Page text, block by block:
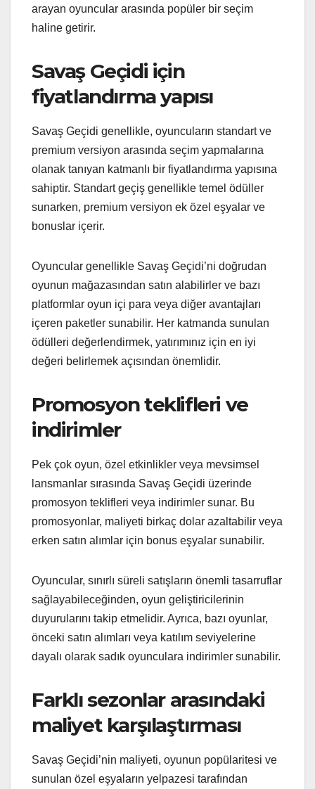
arayan oyuncular arasında popüler bir seçim
haline getirir.
Savaş Geçidi için
fiyatlandırma yapısı
Savaş Geçidi genellikle, oyuncuların standart ve
premium versiyon arasında seçim yapmalarına
olanak tanıyan katmanlı bir fiyatlandırma yapısına
sahiptir. Standart geçiş genellikle temel ödüller
sunarken, premium versiyon ek özel eşyalar ve
bonuslar içerir.
Oyuncular genellikle Savaş Geçidi’ni doğrudan
oyunun mağazasından satın alabilirler ve bazı
platformlar oyun içi para veya diğer avantajları
içeren paketler sunabilir. Her katmanda sunulan
ödülleri değerlendirmek, yatırımınız için en iyi
değeri belirlemek açısından önemlidir.
Promosyon teklifleri ve
indirimler
Pek çok oyun, özel etkinlikler veya mevsimsel
lansmanlar sırasında Savaş Geçidi üzerinde
promosyon teklifleri veya indirimler sunar. Bu
promosyonlar, maliyeti birkaç dolar azaltabilir veya
erken satın alımlar için bonus eşyalar sunabilir.
Oyuncular, sınırlı süreli satışların önemli tasarruflar
sağlayabileceğinden, oyun geliştiricilerinin
duyurularını takip etmelidir. Ayrıca, bazı oyunlar,
önceki satın alımları veya katılım seviyelerine
dayalı olarak sadık oyunculara indirimler sunabilir.
Farklı sezonlar arasındaki
maliyet karşılaştırması
Savaş Geçidi’nin maliyeti, oyunun popülaritesi ve
sunulan özel eşyaların yelpazesi tarafından